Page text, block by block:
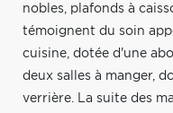
nobles, plafonds à
témoignent du soin
cuisine, dotée d'une
deux salles à manger,
verrière. La suite des